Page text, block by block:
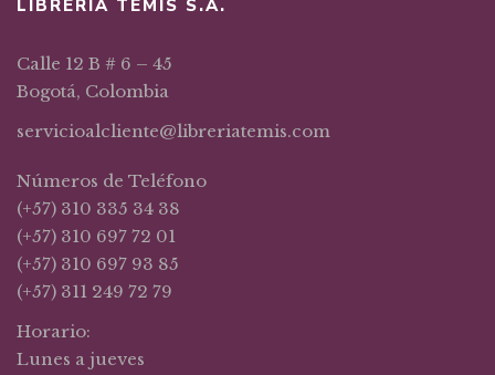
LIBRERIA TEMIS S.A.
Calle 12 B # 6 – 45
Bogotá, Colombia
servicioalcliente@libreriatemis.com
Números de Teléfono
(+57) 310 335 34 38
(+57) 310 697 72 01
(+57) 310 697 93 85
(+57) 311 249 72 79
Horario:
Lunes a jueves